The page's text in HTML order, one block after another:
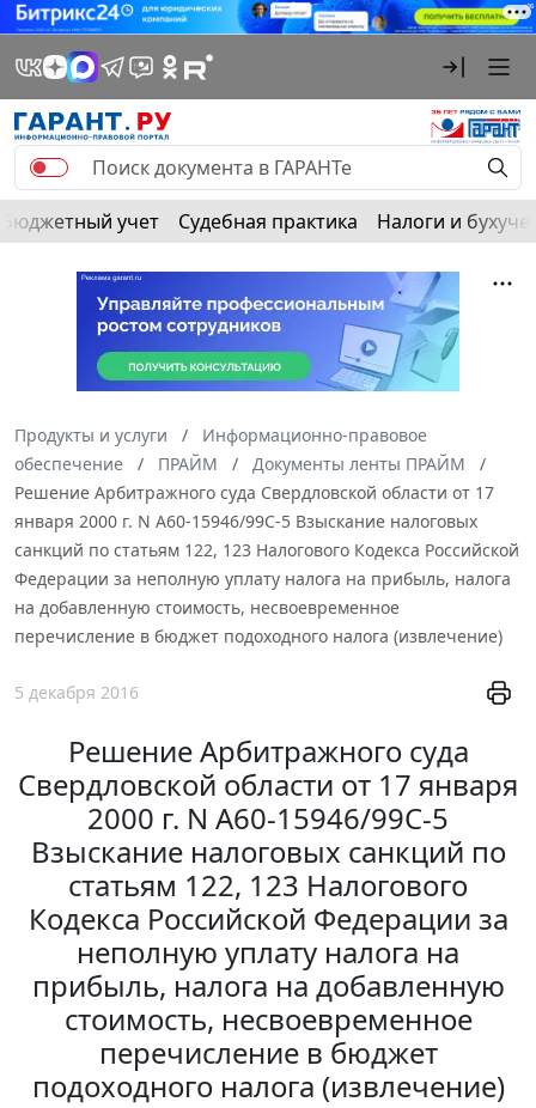
Бюджетный учет Судебная практика Налоги и
Продукты и услуги
Информационно-правовое
обеспечение
ПРАЙМ
Документы ленты ПРАЙМ
Решение Арбитражного суда Свердловской области от 17
января 2000 г. N А60-15946/99С-5 Взыскание налоговых
санкций по статьям 122, 123 Налогового Кодекса Российской
Федерации за неполную уплату налога на прибыль, налога
на добавленную стоимость, несвоевременное
перечисление в бюджет подоходного налога (извлечение)
5 декабря 2016
Решение Арбитражного суда
Свердловской области от 17 января
2000 г. N А60-15946/99С-5
Взыскание налоговых санкций по
статьям 122, 123 Налогового
Кодекса Российской Федерации за
неполную уплату налога на
прибыль, налога на добавленную
стоимость, несвоевременное
перечисление в бюджет
подоходного налога (извлечение)